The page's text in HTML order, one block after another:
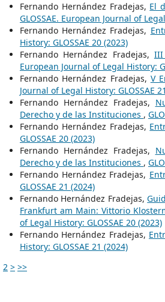
Fernando Hernández Fradejas, El
GLOSSAE. European Journal of
Fernando Hernández Fradejas,
History: GLOSSAE 20 (2023)
Fernando Hernández Fradejas, III
European Journal of Legal History:
Fernando Hernández Fradejas, V
Journal of Legal History: GLOSSAE
Fernando Hernández Fradejas,
Derecho y de las Instituciones ,
Fernando Hernández Fradejas,
GLOSSAE 20 (2023)
Fernando Hernández Fradejas,
Derecho y de las Instituciones ,
Fernando Hernández Fradejas,
GLOSSAE 21 (2024)
Fernando Hernández Fradejas,
Frankfurt am Main: Vittorio
of Legal History: GLOSSAE 20 (2023)
Fernando Hernández Fradejas,
History: GLOSSAE 21 (2024)
2 > >>